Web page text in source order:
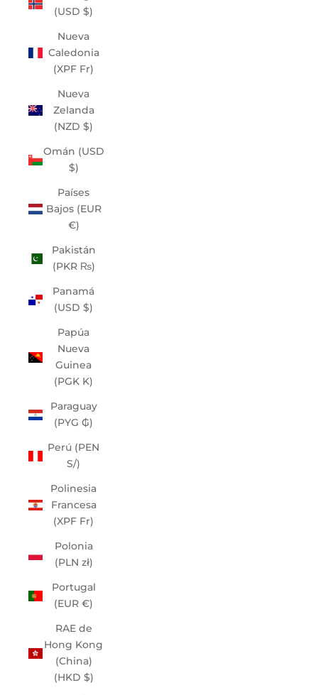
(USD $)
Nueva
Caledonia
(XPF Fr)
Nueva
Zelanda
(NZD $)
Omán (USD
$)
Países
Bajos (EUR
€)
Pakistán
(PKR ₨)
Panamá
(USD $)
Papúa
Nueva
Guinea
(PGK K)
Paraguay
(PYG ₲)
Perú (PEN
S/)
Polinesia
Francesa
(XPF Fr)
Polonia
(PLN zł)
Portugal
(EUR €)
RAE de
Hong Kong
(China)
(HKD $)